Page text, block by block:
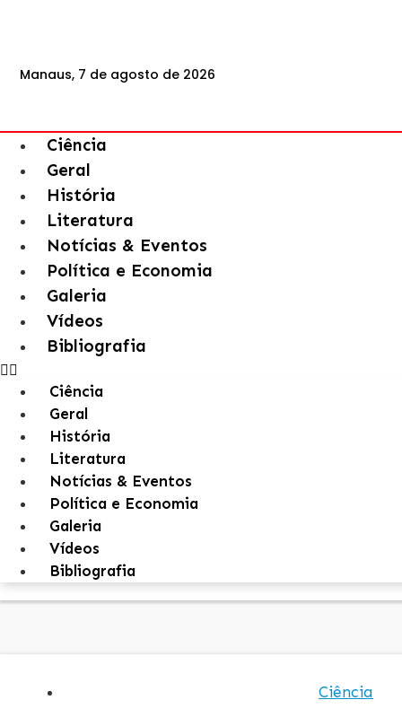
Manaus, 7 de agosto de 2026
Ciência
Geral
História
Literatura
Notícias & Eventos
Política e Economia
Galeria
Vídeos
Bibliografia
Ciência
Geral
História
Literatura
Notícias & Eventos
Política e Economia
Galeria
Vídeos
Bibliografia
Ciência